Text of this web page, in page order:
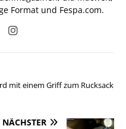
Format und Fespa.com.
mit einem Griff zum Rucksack
NÄCHSTER